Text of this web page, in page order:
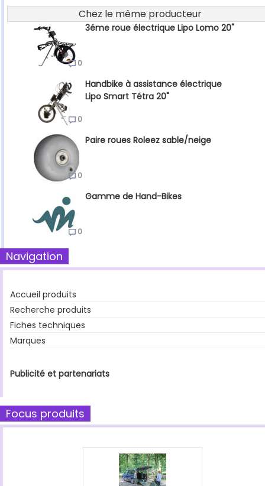
Chez le même producteur
3éme roue électrique Lipo Lomo 20"
0
Handbike à assistance électrique
Lipo Smart Tétra 20"
0
Paire roues Roleez sable/neige
0
Gamme de Hand-Bikes
0
Navigation
Accueil produits
Recherche produits
Fiches techniques
Marques
Publicité et partenariats
Focus produits